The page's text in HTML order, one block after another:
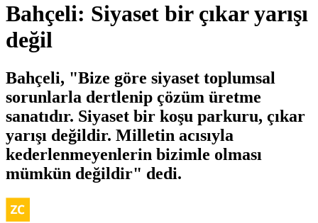
Bahçeli: Siyaset bir çıkar yarışı
değil
Bahçeli, "Bize göre siyaset toplumsal
sorunlarla dertlenip çözüm üretme
sanatıdır. Siyaset bir koşu parkuru, çıkar
yarışı değildir. Milletin acısıyla
kederlenmeyenlerin bizimle olması
mümkün değildir" dedi.